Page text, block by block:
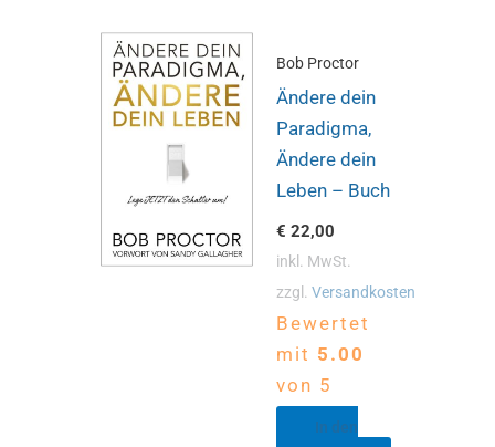
Bob Proctor
Ändere dein
Paradigma,
Ändere dein
Leben – Buch
€ 22,00
inkl. MwSt.
zzgl. Versandkosten
Bewertet
mit 5.00
von 5
In den